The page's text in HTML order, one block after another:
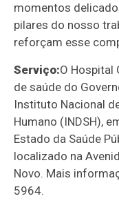
momentos
pilares do nosso
reforçam esse
Serviço:O Hospital
de saúde do
Instituto Nacional
Humano (INDSH),
Estado da Saúde
localizado na
Novo. Mais
5964.